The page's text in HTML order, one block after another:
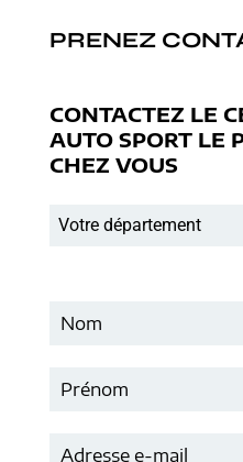
PRENEZ
CONTACTEZ LE
AUTO SPORT LE
CHEZ VOUS
Votre département